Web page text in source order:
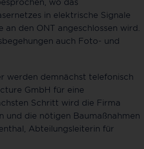
in elektrische Signale
den ONT angeschlossen wird.
auch Foto- und
werden demnächst telefonisch
GmbH für eine
Schritt wird die Firma
und die nötigen Baumaßnahmen
Abteilungsleiterin für